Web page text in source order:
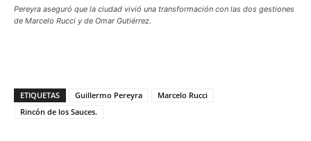
Pereyra aseguró que la ciudad vivió una transformación con las dos gestiones
de Marcelo Rucci y de Omar Gutiérrez.
ETIQUETAS Guillermo Pereyra
Marcelo Rucci
Rincón de los Sauces.